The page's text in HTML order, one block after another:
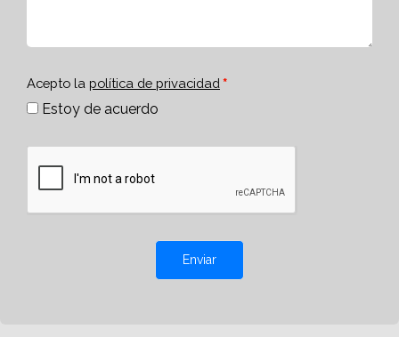
Acepto la política de privacidad
Estoy de acuerdo
Enviar